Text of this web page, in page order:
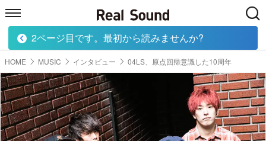
HOME MUSIC MOVIE TECH
HOME MUSIC インタビュー 04LS、原点回帰意識した10周年
2ページ目です。最初から読みませんか?